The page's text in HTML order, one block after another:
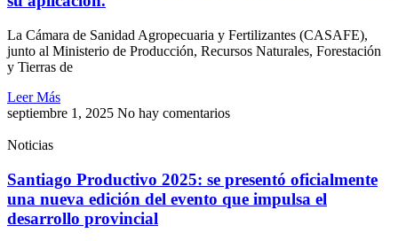
La Cámara de Sanidad Agropecuaria y Fertilizantes (CASAFE),
junto al Ministerio de Producción, Recursos Naturales, Forestación
y Tierras de
Leer Más
septiembre 1, 2025 No hay comentarios
Noticias
Santiago Productivo 2025: se presentó oficialmente
una nueva edición del evento que impulsa el
desarrollo provincial